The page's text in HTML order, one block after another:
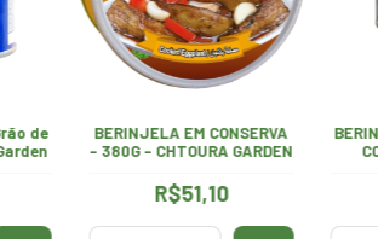
de
BERINJELA EM CONSERVA
- 380G - CHTOURA GARDEN
R$51,10